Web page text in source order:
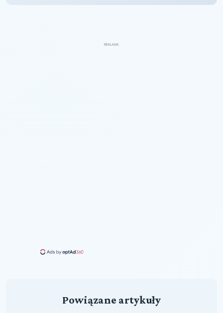
REKLAMA
Powiązane artykuły